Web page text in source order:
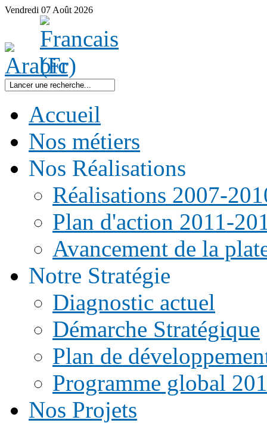
Vendredi 07 Août 2026
Accueil
Nos métiers
Nos Réalisations
Réalisations 2007-
Plan d'action 2011-
Avancement de la
Notre Stratégie
Diagnostic actuel
Démarche Stratégique
Plan de
Programme global
Nos Projets